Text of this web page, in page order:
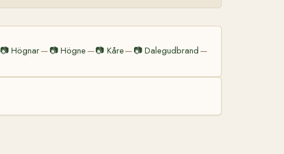
📷Högnar— 📷Högne —📷 Kåre— 📷Dalegudbrand —